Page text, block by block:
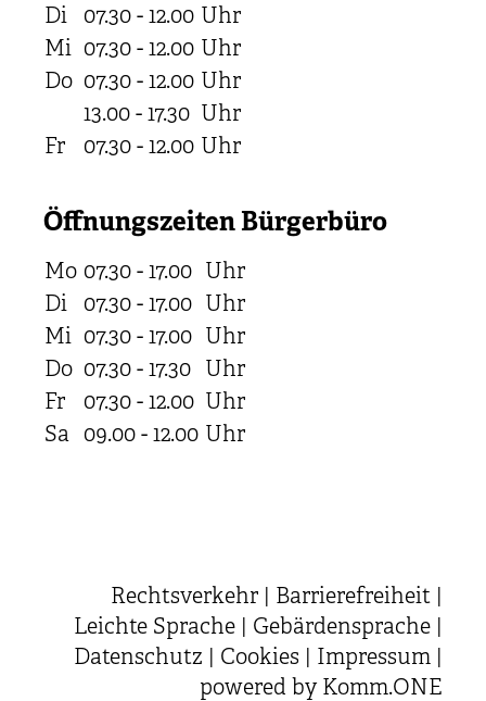
Di
07.30 - 12.00 Uhr
Mi 07.30 - 12.00 Uhr
Do 07.30 - 12.00 Uhr
13.00 - 17.30 Uhr
Fr
07.30 - 12.00 Uhr
Öffnungszeiten Bürgerbüro
Mo 07.30 - 17.00 Uhr
Di
07.30 - 17.00 Uhr
Mi 07.30 - 17.00 Uhr
Do 07.30 - 17.30 Uhr
Fr
07.30 - 12.00 Uhr
Sa 09.00 - 12.00 Uhr
Rechtsverkehr Barrierefreiheit
Leichte Sprache
Gebärdensprache
Datenschutz
Cookies Impressum
powered by Komm.ONE